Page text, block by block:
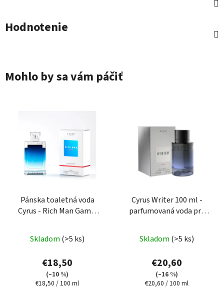
Hodnotenie
Mohlo by sa vám páčiť
Pánska toaletná voda
Cyrus - Rich Man Game,
Skladom (>5 ks)
€18,50
(–10 %)
Jednotková
€18,50 / 100 ml
Cyrus Writer 100 ml -
parfumovaná voda pre
Skladom (>5 ks)
€20,60
(–16 %)
Jednotková
€20,60 / 100 ml